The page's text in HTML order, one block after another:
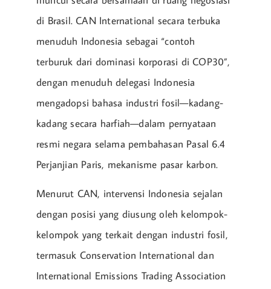
di Brasil. CAN International secara terbuka
menuduh Indonesia sebagai “contoh
terburuk dari dominasi korporasi di COP30”,
dengan menuduh delegasi Indonesia
mengadopsi bahasa industri fosil—kadang-
kadang secara harfiah—dalam pernyataan
resmi negara selama pembahasan Pasal 6.4
Perjanjian Paris, mekanisme pasar karbon.
Menurut CAN, intervensi Indonesia sejalan
dengan posisi yang diusung oleh kelompok-
kelompok yang terkait dengan industri fosil,
termasuk Conservation International dan
International Emissions Trading Association